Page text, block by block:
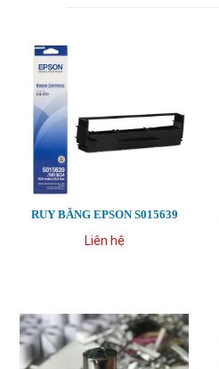
RUY BĂNG EPSON S015639
Liên hệ